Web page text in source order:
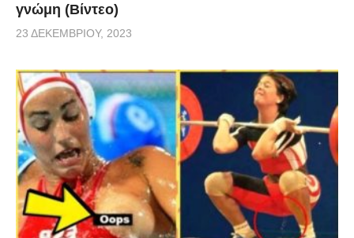
γνώμη (Βίντεο)
23 ΔΕΚΕΜΒΡΊΟΥ, 2023